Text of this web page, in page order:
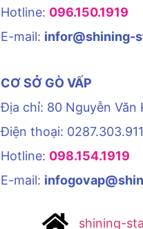
Hotline: 096.150.1919
E-mail: infor@shining-
CƠ SỞ GÒ VẤP
Địa chỉ: 80 Nguyễn Văn
Điện thoại:
Hotline: 098.154.1919
E-mail:
shining-